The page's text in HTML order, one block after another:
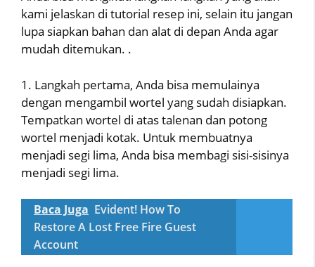
kami jelaskan di tutorial resep ini, selain itu jangan
lupa siapkan bahan dan alat di depan Anda agar
mudah ditemukan. .
1. Langkah pertama, Anda bisa memulainya
dengan mengambil wortel yang sudah disiapkan.
Tempatkan wortel di atas talenan dan potong
wortel menjadi kotak. Untuk membuatnya
menjadi segi lima, Anda bisa membagi sisi-sisinya
menjadi segi lima.
Baca Juga Evident! How To
Restore A Lost Free Fire Guest
Account